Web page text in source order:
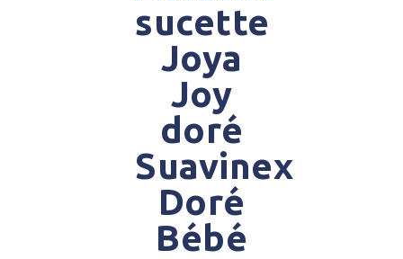
sucette
Joya
Joy
doré
Suavinex
Doré
Bébé